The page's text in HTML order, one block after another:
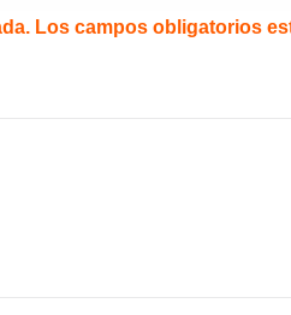
Los campos obligatorios